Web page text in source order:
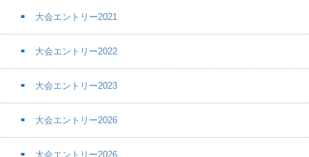
大会エントリー2021
大会エントリー2022
大会エントリー2023
大会エントリー2026
大会エントリー2026